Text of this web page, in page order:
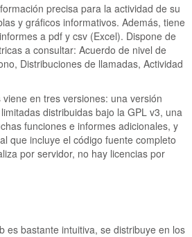
precisa para la actividad de su
y gráficos informativos. Además, tiene
a pdf y csv (Excel). Dispone de
a consultar: Acuerdo de nivel de
Distribuciones de llamadas, Actividad
en tres versiones: una versión
distribuidas bajo la GPL v3, una
funciones e informes adicionales, y
que incluye el código fuente completo
por servidor, no hay licencias por
es bastante intuitiva, se distribuye en los